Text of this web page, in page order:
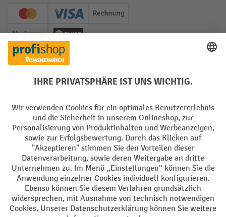
Creditcard (Master)Creditcard (Visa)
Rechnung
Vorkasse Twint
Sprachen
DE FR
AGB Impressum Datenschutz Privacy Settings
Alle Preise exkl. gesetzl. Mehrwertsteuer zzgl.Versandkosten und ggf.